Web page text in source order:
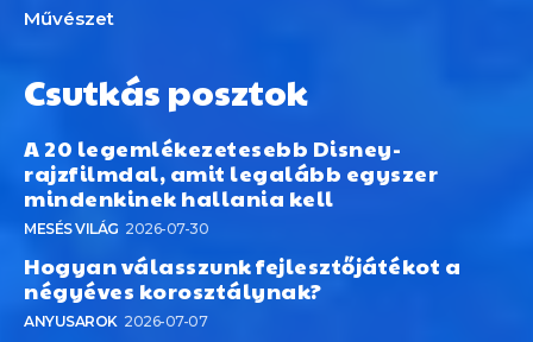
Művészet
Csutkás posztok
A 20 legemlékezetesebb Disney-
rajzfilmdal, amit legalább egyszer
mindenkinek hallania kell
MESÉS VILÁG 2026-07-30
Hogyan válasszunk fejlesztőjátékot a
négyéves korosztálynak?
ANYUSAROK 2026-07-07